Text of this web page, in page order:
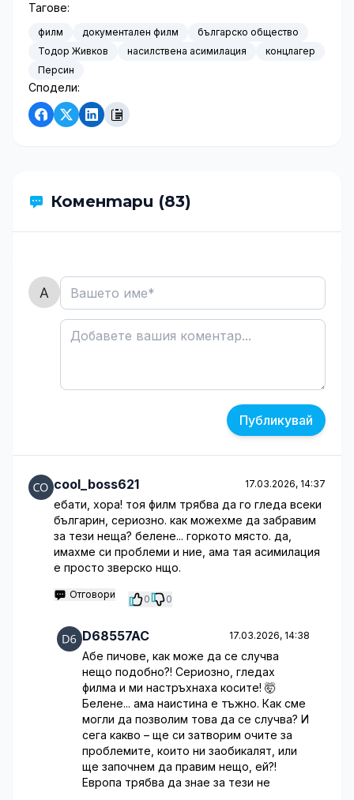
Тагове:
филм документален филм
българско общество
Тодор Живков
насилствена асимилация
концлагер
Персин
Сподели:
Коментари (83)
Публикувай
cool_boss621 17.03.2026, 14:37
ебати, хора! тоя филм трябва да го гледа всеки
българин, сериозно. как можехме да забравим
за тези неща? белене... горкото място. да,
имахме си проблеми и ние, ама тая асимилация
е просто зверско нщо.
Отговори 0 0
D68557AC 17.03.2026, 14:38
Абе пичове, как може да се случва
нещо подобно?! Сериозно, гледах
филма и ми настръхнаха косите! 🤯
Белене... ама наистина е тъжно. Как сме
могли да позволим това да се случва? И
сега какво – ще си затворим очите за
проблемите, които ни заобикалят, или
ще започнем да правим нещо, ей?!
Европа трябва да знае за тези не